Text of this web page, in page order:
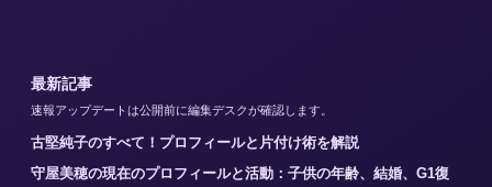
最新記事
速報アップデートは公開前に編集デスクが確認します。
古堅純子のすべて！プロフィールと片付け術を解説
守屋美穂の現在のプロフィールと活動：子供の年齢、結婚、G1復